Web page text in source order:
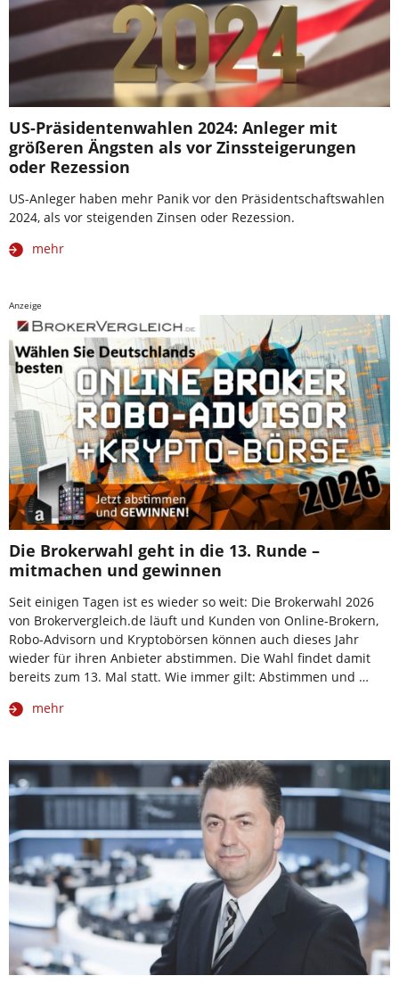
US-Präsidentenwahlen 2024: Anleger mit
größeren Ängsten als vor Zinssteigerungen
oder Rezession
US-Anleger haben mehr Panik vor den Präsidentschaftswahlen
2024, als vor steigenden Zinsen oder Rezession.
mehr
Anzeige
Die Brokerwahl geht in die 13. Runde –
mitmachen und gewinnen
Seit einigen Tagen ist es wieder so weit: Die Brokerwahl 2026
von Brokervergleich.de läuft und Kunden von Online-Brokern,
Robo-Advisorn und Kryptobörsen können auch dieses Jahr
wieder für ihren Anbieter abstimmen. Die Wahl findet damit
bereits zum 13. Mal statt. Wie immer gilt: Abstimmen und …
mehr